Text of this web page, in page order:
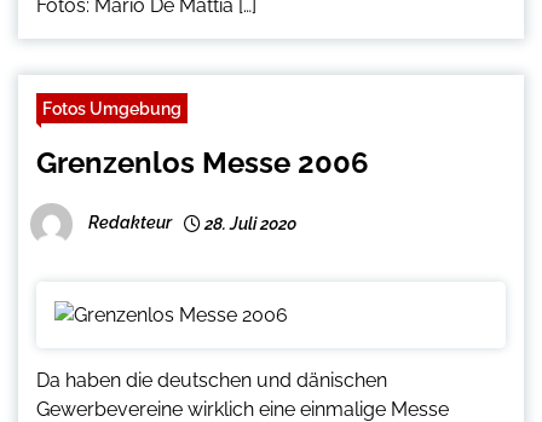
Fotos: Mario De Mattia […]
Fotos Umgebung
Grenzenlos Messe 2006
Redakteur 28. Juli 2020
Da haben die deutschen und dänischen
Gewerbevereine wirklich eine einmalige Messe